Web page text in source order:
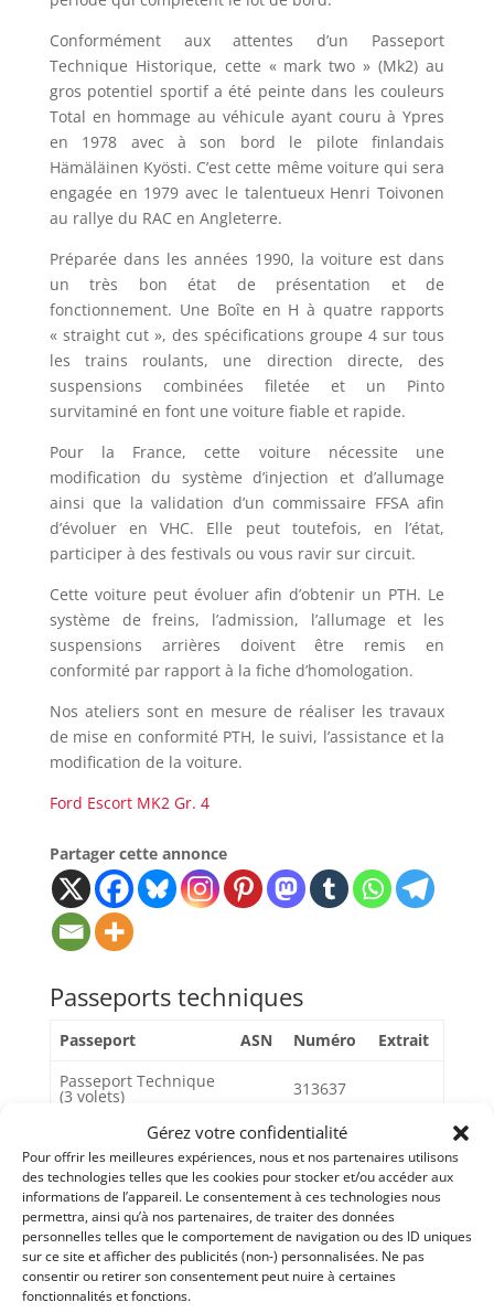
Gérez votre confidentialité
Pour offrir les meilleures expériences, nous et nos partenaires utilisons
des technologies telles que les cookies pour stocker et/ou accéder aux
informations de l’appareil. Le consentement à ces technologies nous
permettra, ainsi qu’à nos partenaires, de traiter des données
personnelles telles que le comportement de navigation ou des ID uniques
sur ce site et afficher des publicités (non-) personnalisées. Ne pas
consentir ou retirer son consentement peut nuire à certaines
fonctionnalités et fonctions.
Conformément aux attentes d’un Passeport
Technique Historique, cette « mark two » (Mk2) au
gros potentiel sportif a été peinte dans les couleurs
Total en hommage au véhicule ayant couru à Ypres
en 1978 avec à son bord le pilote finlandais
Hämäläinen Kyösti. C’est cette même voiture qui sera
engagée en 1979 avec le talentueux Henri Toivonen
au rallye du RAC en Angleterre.
Préparée dans les années 1990, la voiture est dans
un très bon état de présentation et de
fonctionnement. Une Boîte en H à quatre rapports
« straight cut », des spécifications groupe 4 sur tous
les trains roulants, une direction directe, des
suspensions combinées filetée et un Pinto
survitaminé en font une voiture fiable et rapide.
Pour la France, cette voiture nécessite une
modification du système d’injection et d’allumage
ainsi que la validation d’un commissaire FFSA afin
d’évoluer en VHC. Elle peut toutefois, en l’état,
participer à des festivals ou vous ravir sur circuit.
Cette voiture peut évoluer afin d’obtenir un PTH. Le
système de freins, l’admission, l’allumage et les
suspensions arrières doivent être remis en
conformité par rapport à la fiche d’homologation.
Nos ateliers sont en mesure de réaliser les travaux
de mise en conformité PTH, le suivi, l’assistance et la
modification de la voiture.
Ford Escort MK2 Gr. 4
Partager cette annonce
Passeports techniques
Passeport ASN Numéro
Extrait
Passeport Technique
(3 volets) 313637
Voir les 5 annonces de Giordano&Dupré
Publié: 22 janvier 2022 (il y a 5 ans)
AUTO
GT Rallye FIA
Grand Tourisme [GT]
GT Rallye - Cote